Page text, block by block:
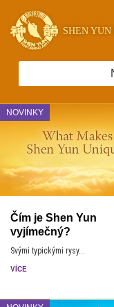
SHEN YUN
NOVINKY
Čím je Shen Yun
vyjímečný?
Svými typickými rysy...
VÍCE